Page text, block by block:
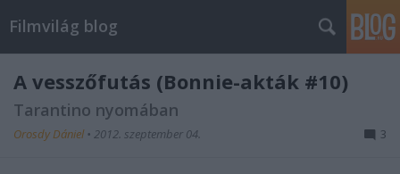
Filmvilág blog
A vesszőfutás (Bonnie-akták #10)
Tarantino nyomában
Orosdy Dániel • 2012. szeptember 04. 3